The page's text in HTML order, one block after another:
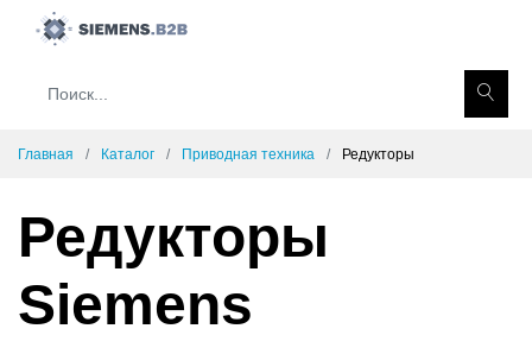
Главная Каталог Приводная техника Редукторы
Редукторы
Siemens